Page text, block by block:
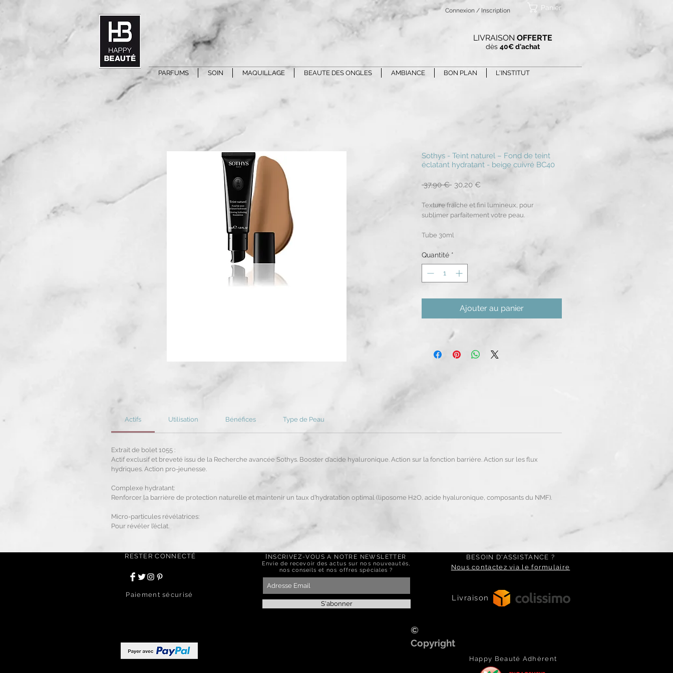
Connexion / Inscription Panier
LIVRAISON OFFERTE
dès 40€ d'achat
PARFUMS SOIN MAQUILLAGE BEAUTE DES ONGLES AMBIANCE BON PLAN L'INSTITUT
Sothys - Teint naturel – Fond de teint
éclatant hydratant - beige cuivré BC40
37,90 € Prix
30,20 €
Texture fraîche et fini lumineux, pour
sublimer parfaitement votre peau.
Tube 30ml
Quantité *
Ajouter au panier
Actifs Utilisation Bénéfices Type de Peau
Extrait de bolet 1055 :
Actif exclusif et breveté issu de la Recherche avancée Sothys. Booster d’acide hyaluronique. Action sur la fonction barrière. Action sur les flux
hydriques. Action pro-jeunesse.
Complexe hydratant:
Renforcer la barrière de protection naturelle et maintenir un taux d’hydratation optimal (liposome H2O, acide hyaluronique, composants du NMF).
Micro-particules révélatrices:
Pour révéler l’éclat.
RESTER CONNECTÉ
Paiement sécurisé
S'abonner
I NSCRIVEZ-VOUS A NOTRE NEWSLETTER
Envie de recevoir des actus sur nos nouveautés,
nos conseils et nos offres spéciales ?
BESOIN D'ASSISTANCE ?
Nous contactez via le formulaire
Livraison
Happy Beauté Adhèrent
©
Copyright